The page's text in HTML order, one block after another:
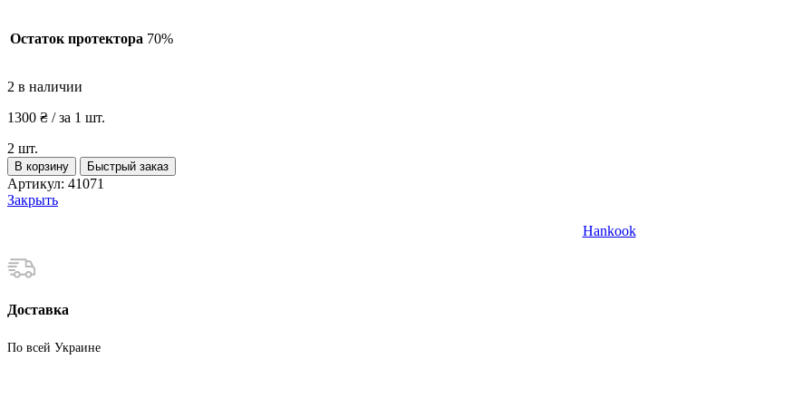
Остаток протектора 70%
2 в наличии
1300 ₴ / за 1 шт.
2 шт.
Количество
товара
Шины
R17
Зима
В корзину Быстрый заказ
Артикул: 41071
Закрыть
Hankook
Доставка
По всей Украине